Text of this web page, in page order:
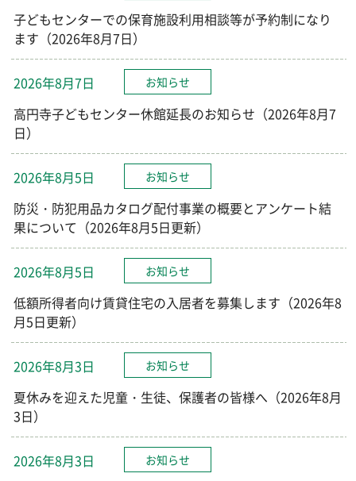
子どもセンターでの保育施設利用相談等が予約制になり
ます（2026年8月7日）
2026年8月7日 お知らせ
高円寺子どもセンター休館延長のお知らせ（2026年8月7
日）
2026年8月5日 お知らせ
防災・防犯用品カタログ配付事業の概要とアンケート結
果について（2026年8月5日更新）
2026年8月5日 お知らせ
低額所得者向け賃貸住宅の入居者を募集します（2026年8
月5日更新）
2026年8月3日 お知らせ
夏休みを迎えた児童・生徒、保護者の皆様へ（2026年8月
3日）
2026年8月3日 お知らせ